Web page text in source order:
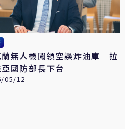
蘭無人機闖領空誤炸油庫 拉
國防部長下台
05/12